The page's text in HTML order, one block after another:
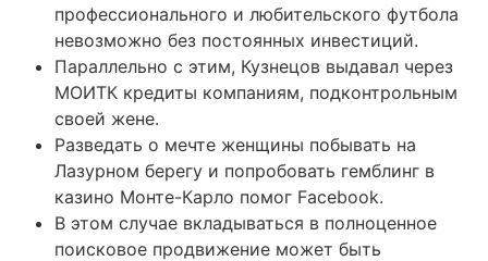
профессионального и любительского футбола
невозможно без постоянных инвестиций.
Параллельно с этим, Кузнецов выдавал через
МОИТК кредиты компаниям, подконтрольным
своей жене.
Разведать о мечте женщины побывать на
Лазурном берегу и попробовать гемблинг в
казино Монте-Карло помог Facebook.
В этом случае вкладываться в полноценное
поисковое продвижение может быть